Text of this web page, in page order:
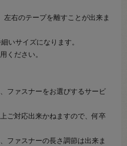
右のテープを離すことが出来ま
いサイズになります。
ください。
ファスナーをお選びするサービ
ご対応出来かねますので、何卒
ファスナーの長さ調節は出来ま